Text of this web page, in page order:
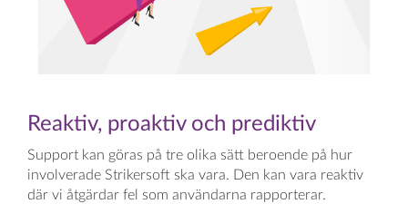
Reaktiv, proaktiv och prediktiv
Support kan göras på tre olika sätt beroende på hur
involverade Strikersoft ska vara. Den kan vara reaktiv
där vi åtgärdar fel som användarna rapporterar.